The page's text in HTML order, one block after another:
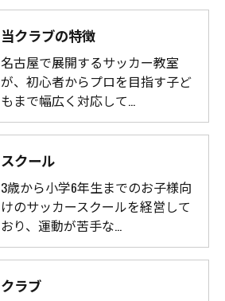
当クラブの特徴
名古屋で展開するサッカー教室
が、初心者からプロを目指す子ど
もまで幅広く対応して…
スクール
3歳から小学6年生までのお子様向
けのサッカースクールを経営して
おり、運動が苦手な…
クラブ